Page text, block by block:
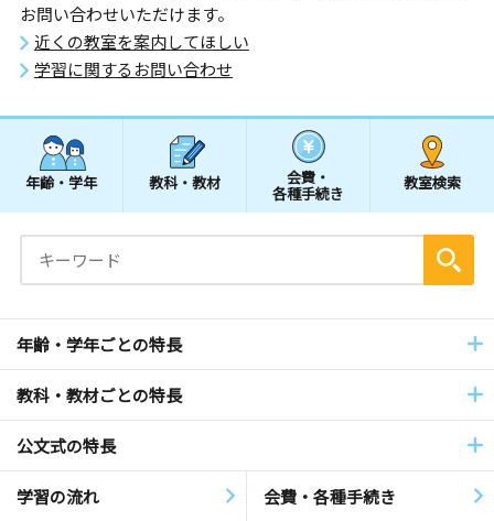
お問い合わせいただけます。
近くの教室を案内してほしい
学習に関するお問い合わせ
年齢・学年 教科・教材 会費・
各種手続き
教室検索
年齢・学年ごとの特長
教科・教材ごとの特長
公文式の特長
学習の流れ 会費・各種手続き